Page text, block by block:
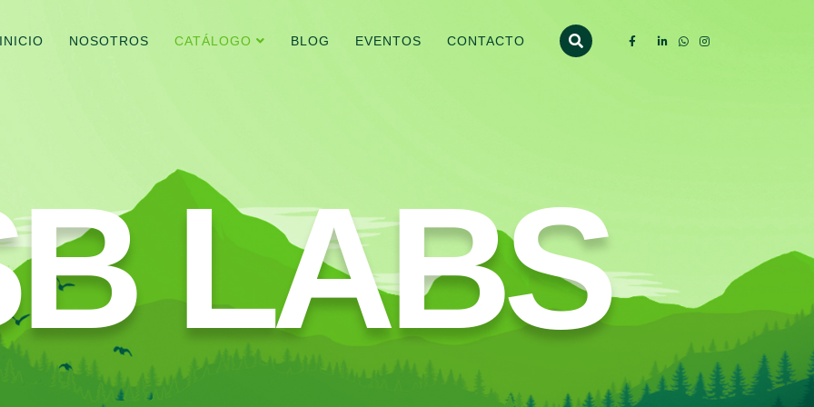
INICIO NOSOTROS CATÁLOGO BLOG EVENTOS CONTACTO
LABS